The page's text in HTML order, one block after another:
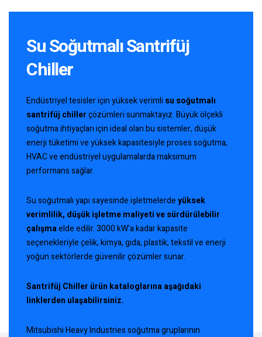
Su Soğutmalı Santrifüj
Chiller
Endüstriyel tesisler için yüksek verimli su soğutmalı
santrifüj chillerçözümleri sunmaktayız. Büyük ölçekli
soğutma ihtiyaçları için ideal olan bu sistemler, düşük
enerji tüketimi ve yüksek kapasitesiyle proses soğutma,
HVAC ve endüstriyel uygulamalarda maksimum
performans sağlar.
Su soğutmalı yapı sayesinde işletmelerdeyüksek
verimlilik, düşük işletme maliyeti ve sürdürülebilir
çalışmaelde edilir. 3000 kW’a kadar kapasite
seçenekleriyle çelik, kimya, gıda, plastik, tekstil ve enerji
yoğun sektörlerde güvenilir çözümler sunar.
Santrifüj Chiller ürün kataloglarına aşağıdaki
linklerden ulaşabilirsiniz.
Mitsubishi Heavy Industries soğutma gruplarının